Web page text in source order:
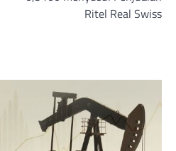
Ritel Real Swiss